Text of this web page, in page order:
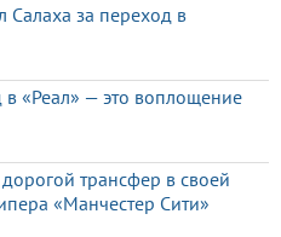
Салаха за переход в
«Реал» — это воплощение
трансфер в своей
«Манчестер Сити»